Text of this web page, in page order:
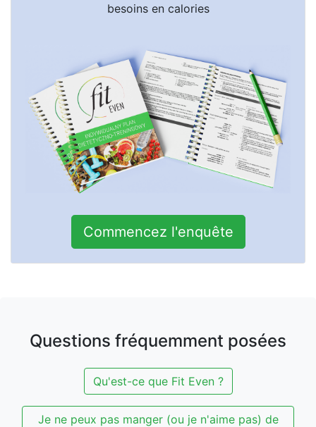
besoins en calories
Commencez l'enquête
Questions fréquemment posées
Qu'est-ce que Fit Even ?
Je ne peux pas manger (ou je n'aime pas) de